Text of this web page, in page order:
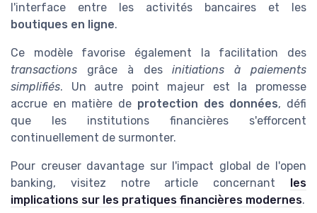
l'interface entre les activités bancaires et les
boutiques en ligne.
Ce modèle favorise également la facilitation des
transactions grâce à desinitiations à paiements
simplifiés. Un autre point majeur est la promesse
accrue en matière de protection des données, défi
que les institutions financières s'efforcent
continuellement de surmonter.
Pour creuser davantage sur l'impact global de l'open
banking, visitez notre article concernant les
implications sur les pratiques financières modernes.